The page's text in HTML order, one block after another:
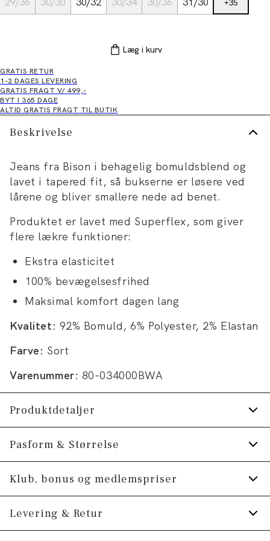
+35
Læg i kurv
GRATIS RETUR
1-2 DAGES LEVERING
GRATIS FRAGT V/ 499,-
BYT I 365 DAGE
ALTID GRATIS FRAGT TIL BUTIK
Beskrivelse
Jeans fra Bison i behagelig bomuldsblend og
lavet i tapered fit, så bukserne er løsere ved
lårene og bliver smallere nede ad benet.
Produktet er lavet med Superflex, som giver
flere lækre funktioner:
Ekstra elasticitet
100% bevægelsesfrihed
Maksimal komfort dagen lang
Kvalitet: 92% Bomuld, 6% Polyester, 2% Elastan
Farve: Sort
Varenummer: 80-034000BWA
Produktdetaljer
Logomærke bagpå.
Fremstillet i behagelig bomuldsblend.
Der er to lommer, samt en møntlomme, foran
på bukserne og to baglommer bagpå.
Lavet med Superflex, der giver ekstra
elasticitet og komfort.
Pasform & Størrelse
Fit:Tapered fit
smallere over lår og ned ad benet
Klub, bonus og medlemspriser
Tilmeld dig Klub Tøjeksperten helt gratis.
Levering & Retur